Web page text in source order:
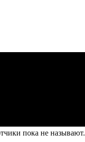
пока не называют.